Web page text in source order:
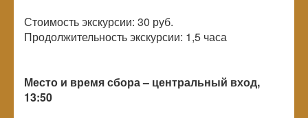
Стоимость экскурсии: 30 руб.
Продолжительность экскурсии: 1,5 часа
Место и время сбора – центральный вход,
13:50